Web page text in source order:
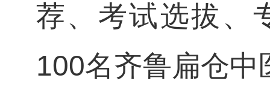
荐、考试选拔、
100名齐鲁扁仓